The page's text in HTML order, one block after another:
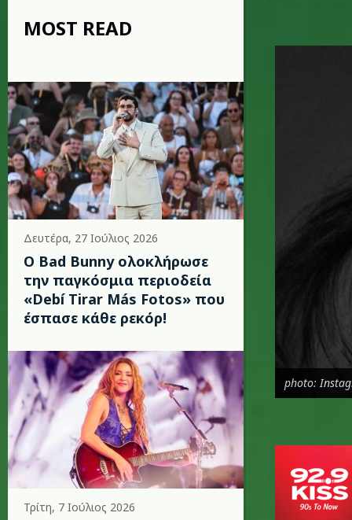
MOST READ
Δευτέρα, 27 Ιούλιος 2026
Ο Bad Bunny ολοκλήρωσε
την παγκόσμια περιοδεία
«Debí Tirar Más Fotos» που
έσπασε κάθε ρεκόρ!
Τρίτη, 7 Ιούλιος 2026
photo: